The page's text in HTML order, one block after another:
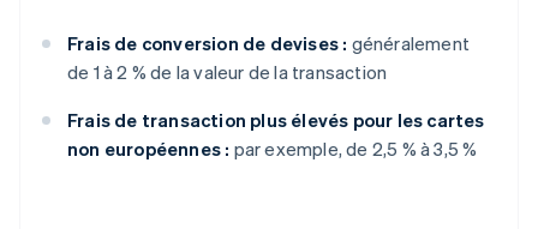
Frais de conversion de devises : généralement
de 1 à 2 % de la valeur de la transaction
Frais de transaction plus élevés pour les cartes
non européennes : par exemple, de 2,5 % à 3,5 %